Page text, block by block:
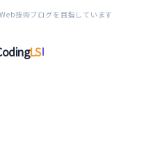
技術ブログを目指しています
LS